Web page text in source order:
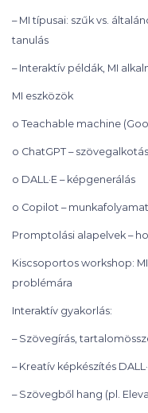
– MI típusai: szűk vs.
tanulás
– Interaktív példák, MI
MI eszközök
o Teachable machine
o ChatGPT –
o DALL·E – képgenerálás
o Copilot –
Promptolási alapelvek –
Kiscsoportos workshop:
problémára
Interaktív gyakorlás:
– Szövegírás,
– Kreatív képkészítés
– Szövegből hang (pl.